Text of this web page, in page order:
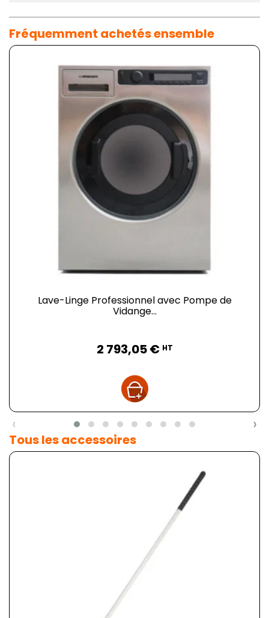
Fréquemment achetés ensemble
Lave-Linge Professionnel avec Pompe de
Vidange...
2 793,05 € HT
‹ ›
Tous les accessoires